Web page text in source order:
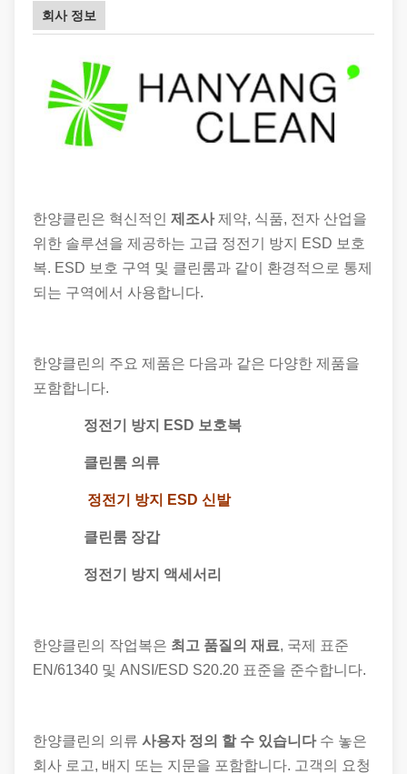
회사 정보
한양클린은 혁신적인 제조사제약, 식품, 전자 산업을
위한 솔루션을 제공하는 고급 정전기 방지 ESD 보호
복. ESD 보호 구역 및 클린룸과 같이 환경적으로 통제
되는 구역에서 사용합니다.
한양클린의 주요 제품은 다음과 같은 다양한 제품을
포함합니다.
정전기 방지 ESD 보호복
클린룸 의류
정전기 방지 ESD 신발
클린룸 장갑
정전기 방지 액세서리
한양클린의 작업복은 최고 품질의 재료, 국제 표준
EN/61340 및 ANSI/ESD S20.20 표준을 준수합니다.
한양클린의 의류 사용자 정의 할 수 있습니다수 놓은
회사 로고, 배지 또는 지문을 포함합니다. 고객의 요청